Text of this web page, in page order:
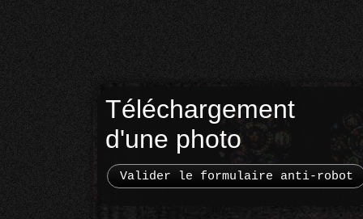
Téléchargement
d'une photo